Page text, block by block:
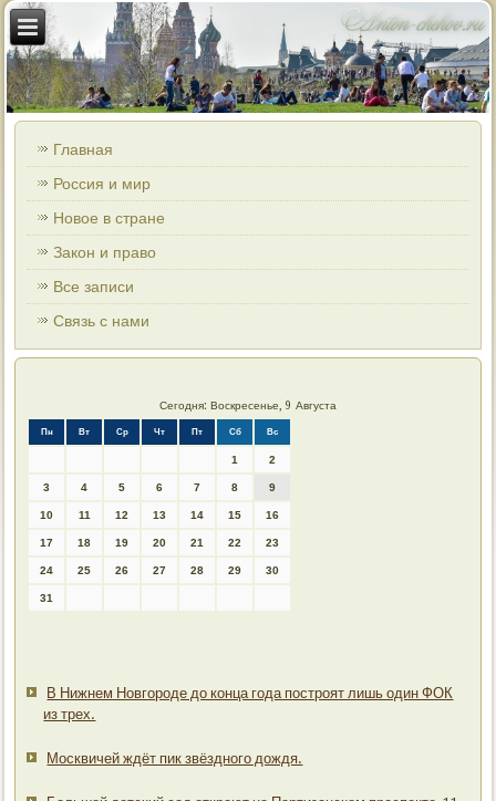
Главная
Россия и мир
Новое в стране
Закон и право
Все записи
Связь с нами
Сегодня: Воскресенье, 9 Августа
Пн Вт Ср Чт Пт Сб Вс
1 2
3 4 5 6 7 8 9
10 11 12 13 14 15 16
17 18 19 20 21 22 23
24 25 26 27 28 29 30
31
В Нижнем Новгороде до конца года построят лишь один ФОК
из трех.
Москвичей ждёт пик звёздного дождя.